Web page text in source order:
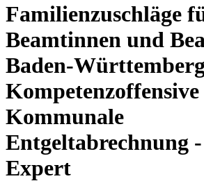
Familienzuschläge
Beamtinnen und
Baden-
Kompetenzoffensive
Kommunale
Entgeltabrechnung
Expert